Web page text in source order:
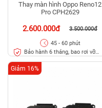
Thay màn hình Oppo Reno12
Pro CPH2629
2.600.000đ 3.500.000đ
45 - 60 phút
Bảo hành 6 tháng, bao rơi vỡ
Giảm 16%